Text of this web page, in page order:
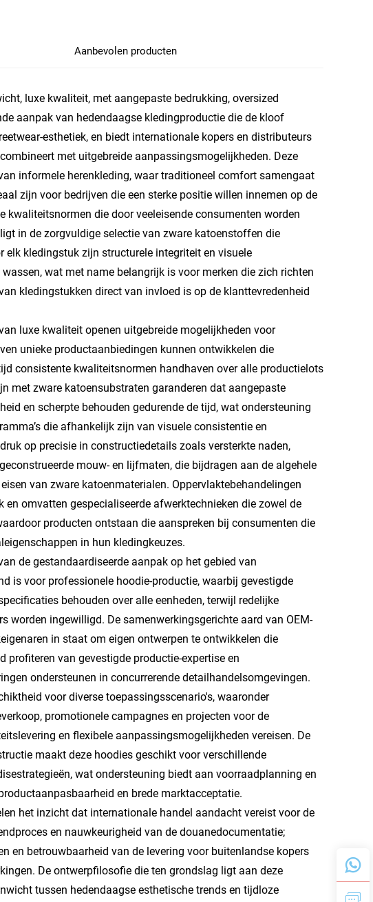
Aanbevolen producten
luxe kwaliteit, met aangepaste bedrukking, oversized
aanpak van hedendaagse kledingproductie die de kloof
esthetiek, en biedt internationale kopers en distributeurs
met uitgebreide aanpassingsmogelijkheden. Deze
informele herenkleding, waar traditioneel comfort samengaat
zijn voor bedrijven die een sterke positie willen innemen op de
kwaliteitsnormen die door veeleisende consumenten worden
ligt in de zorgvuldige selectie van zware katoenstoffen die
kledingstuk zijn structurele integriteit en visuele
wat met name belangrijk is voor merken die zich richten
kledingstukken direct van invloed is op de klanttevredenheid
luxe kwaliteit openen uitgebreide mogelijkheden voor
unieke productaanbiedingen kunnen ontwikkelen die
consistente kwaliteitsnormen handhaven over alle productielots
met zware katoensubstraten garanderen dat aangepaste
en scherpte behouden gedurende de tijd, wat ondersteuning
die afhankelijk zijn van visuele consistentie en
op precisie in constructiedetails zoals versterkte naden,
mouw- en lijfmaten, die bijdragen aan de algehele
van zware katoenmaterialen. Oppervlaktebehandelingen
omvatten gespecialiseerde afwerktechnieken die zowel de
producten ontstaan die aanspreken bij consumenten die
in hun kledingkeuzes.
de gestandaardiseerde aanpak op het gebied van
is voor professionele hoodie-productie, waarbij gevestigde
behouden over alle eenheden, terwijl redelijke
worden ingewilligd. De samenwerkingsgerichte aard van OEM-
in staat om eigen ontwerpen te ontwikkelen die
van gevestigde productie-expertise en
ondersteunen in concurrerende detailhandelsomgevingen.
voor diverse toepassingsscenario's, waaronder
promotionele campagnes en projecten voor de
en flexibele aanpassingsmogelijkheden vereisen. De
maakt deze hoodies geschikt voor verschillende
wat ondersteuning biedt aan voorraadplanning en
en brede marktacceptatie.
het inzicht dat internationale handel aandacht vereist voor de
en nauwkeurigheid van de douanedocumentatie;
en betrouwbaarheid van de levering voor buitenlandse kopers
De ontwerpfilosofie die ten grondslag ligt aan deze
tussen hedendaagse esthetische trends en tijdloze